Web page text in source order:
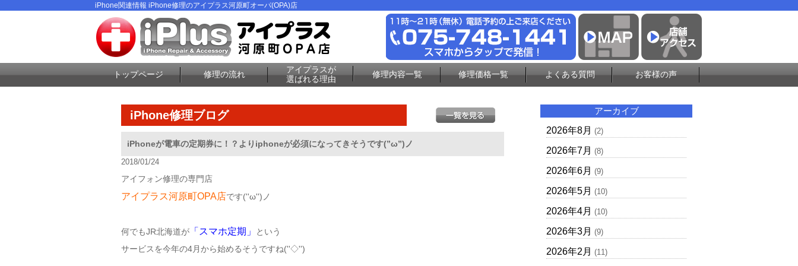
iPhone関連情報 iPhone修理のアイプラス河原町オーパ(OPA)店
トップページ 修理の流れ
アイプラスが
選ばれる理由
修理内容一覧 修理価格一覧 よくある質問 お客様の声
iPhone修理ブログ
iPhoneが電車の定期券に！？よりiphoneが必須になってきそうです(”ω”)ノ
2018/01/24
アイフォン修理の専門店
アイプラス河原町OPA店です(''ω'')ノ
何でもJR北海道が「スマホ定期」
という
サービスを今年の4月から始めるそうですね(''◇'')ゞ
アーカイブ
2026年8月 (2)
2026年7月 (8)
2026年6月 (9)
2026年5月 (10)
2026年4月 (10)
2026年3月 (9)
2026年2月 (11)